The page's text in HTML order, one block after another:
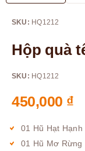
SKU: HQ1212
Hộp quà
SKU: HQ1212
450,000 ₫
01 Hũ Hạt
01 Hũ Mơ Rừng